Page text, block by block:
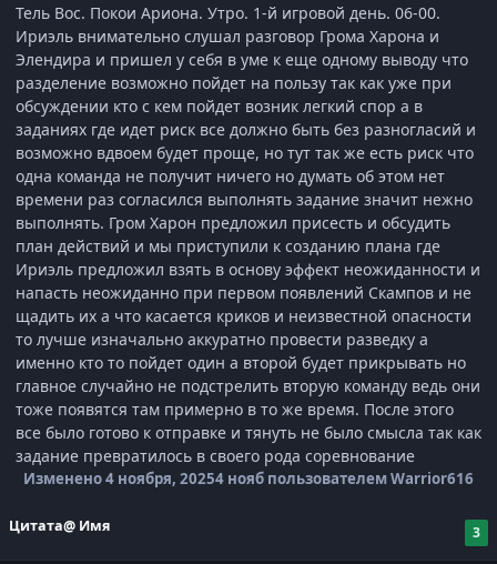
Тель Вос. Покои Ариона. Утро. 1-й игровой день. 06-00.
Ириэль внимательно слушал разговор Грома Харона и
Элендира и пришел у себя в уме к еще одному выводу что
разделение возможно пойдет на пользу так как уже при
обсуждении кто с кем пойдет возник легкий спор а в
заданиях где идет риск все должно быть без разногласий и
возможно вдвоем будет проще, но тут так же есть риск что
одна команда не получит ничего но думать об этом нет
времени раз согласился выполнять задание значит нежно
выполнять. Гром Харон предложил присесть и обсудить
план действий и мы приступили к созданию плана где
Ириэль предложил взять в основу эффект неожиданности и
напасть неожиданно при первом появлений Скампов и не
щадить их а что касается криков и неизвестной опасности
то лучше изначально аккуратно провести разведку а
именно кто то пойдет один а второй будет прикрывать но
главное случайно не подстрелить вторую команду ведь они
тоже появятся там примерно в то же время. После этого
все было готово к отправке и тянуть не было смысла так как
задание превратилось в своего рода соревнование
Изменено4 ноября, 20254 ноябпользователем Warrior616
Цитата@ Имя 3